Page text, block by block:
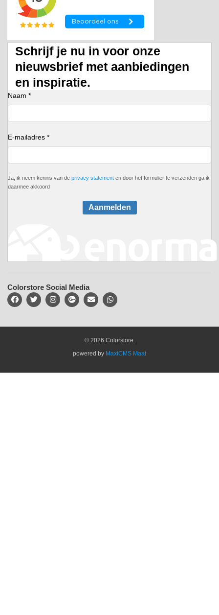
Schrijf je nu in voor onze
nieuwsbrief met aanbiedingen
en inspiratie.
Naam *
E-mailadres *
Ja, ik neem kennis van de privacy statement en door het formulier te verzenden ga ik
daarmee akkoord
Aanmelden
Colorstore Social Media
© 2026 Colorstore.
powered by MaxiCMS Maat